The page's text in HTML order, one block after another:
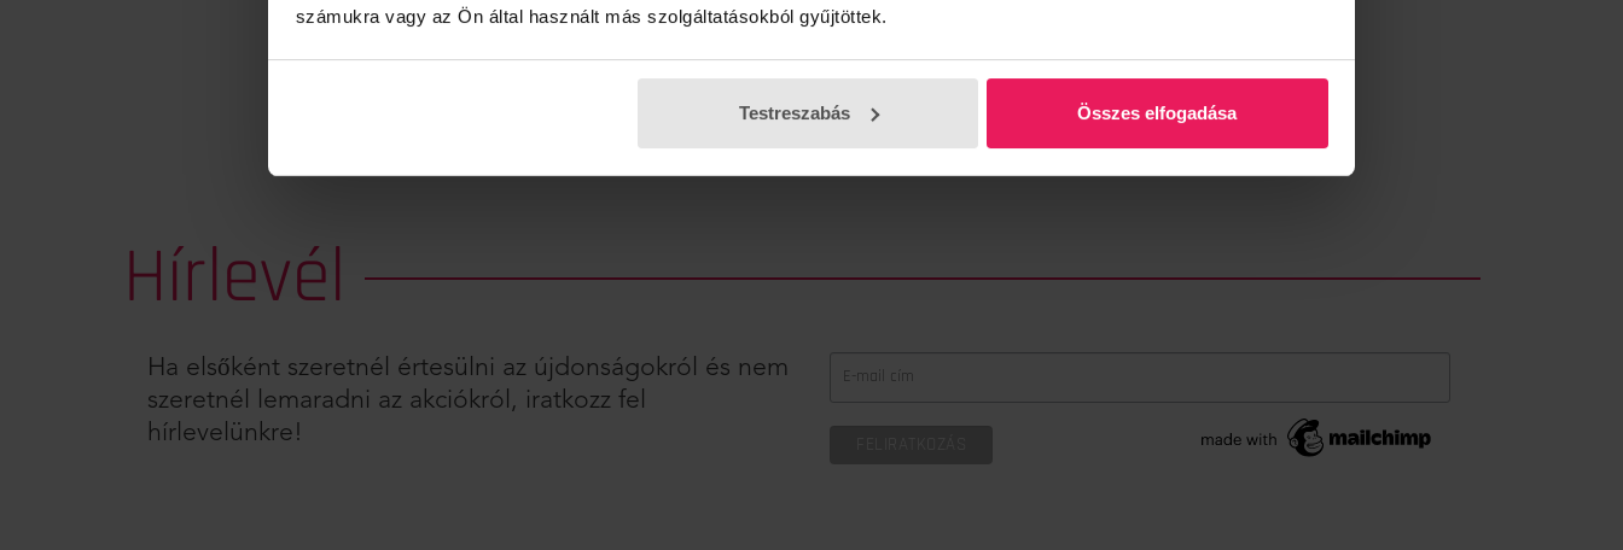
számukra vagy az Ön által használt más szolgáltatásokból gyűjtöttek.
Testreszabás Összes elfogadása
Minőségi magyar termék.
Hírlevél
Ha elsőként szeretnél értesülni az újdonságokról és nem
szeretnél lemaradni az akciókról, iratkozz fel
hírlevelünkre!